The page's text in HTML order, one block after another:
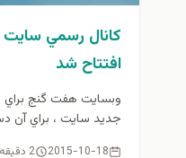
كانال رسمي
افتتاح شد
وبسايت هفت گنج
جديد سايت ، براي آن
2015-10-18 2 دقیقه مطالعه